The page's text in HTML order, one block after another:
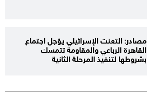
مصادر: التعنت الإسرائيلي يؤجل اجتماع
القاهرة الرباعي والمقاومة تتمسك
بشروطها لتنفيذ المرحلة الثانية